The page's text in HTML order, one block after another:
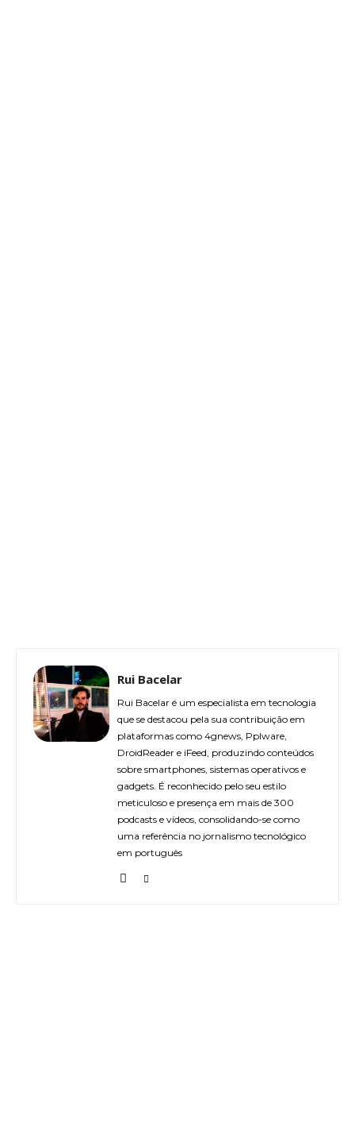
Rui Bacelar
Rui Bacelar é um especialista em tecnologia
que se destacou pela sua contribuição em
plataformas como 4gnews, Pplware,
DroidReader e iFeed, produzindo conteúdos
sobre smartphones, sistemas operativos e
gadgets. É reconhecido pelo seu estilo
meticuloso e presença em mais de 300
podcasts e vídeos, consolidando-se como
uma referência no jornalismo tecnológico
em português